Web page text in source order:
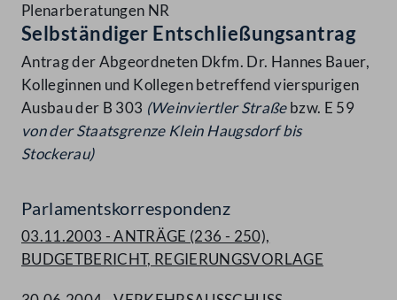
Plenarberatungen NR
Selbständiger Entschließungsantrag
Antrag der Abgeordneten Dkfm. Dr. Hannes Bauer,
Kolleginnen und Kollegen betreffend vierspurigen
Ausbau der B 303 (Weinviertler Straßebzw. E 59
von der Staatsgrenze Klein Haugsdorf bis
Stockerau)
Parlamentskorrespondenz
03.11.2003 - ANTRÄGE (236 - 250),
BUDGETBERICHT, REGIERUNGSVORLAGE